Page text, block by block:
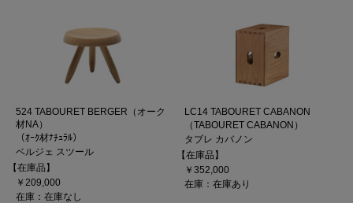
524 TABOURET BERGER（オーク
材NA）
（ｵｰｸ材ﾅﾁｭﾗﾙ）
ベルジェ スツール
【在庫品】
￥209,000
在庫：在庫なし
LC14 TABOURET CABANON
（TABOURET CABANON）
タブレ カバノン
【在庫品】
￥352,000
在庫：在庫あり